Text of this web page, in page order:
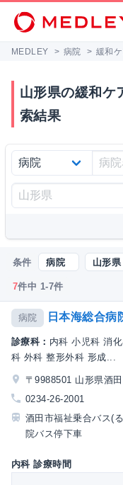
MEDLEY > 病院 > 緩和
山形県の緩和ケ
索結果
条件 病院 山形県
7件中 1-7件
病院 日本海総合病
診療科： 内科 小児科 消
科 外科 整形外科 形成...
〒9988501 山形県酒
0234-26-2001
酒田市福祉乗合バス(
院バス停下車
内科 診療時間